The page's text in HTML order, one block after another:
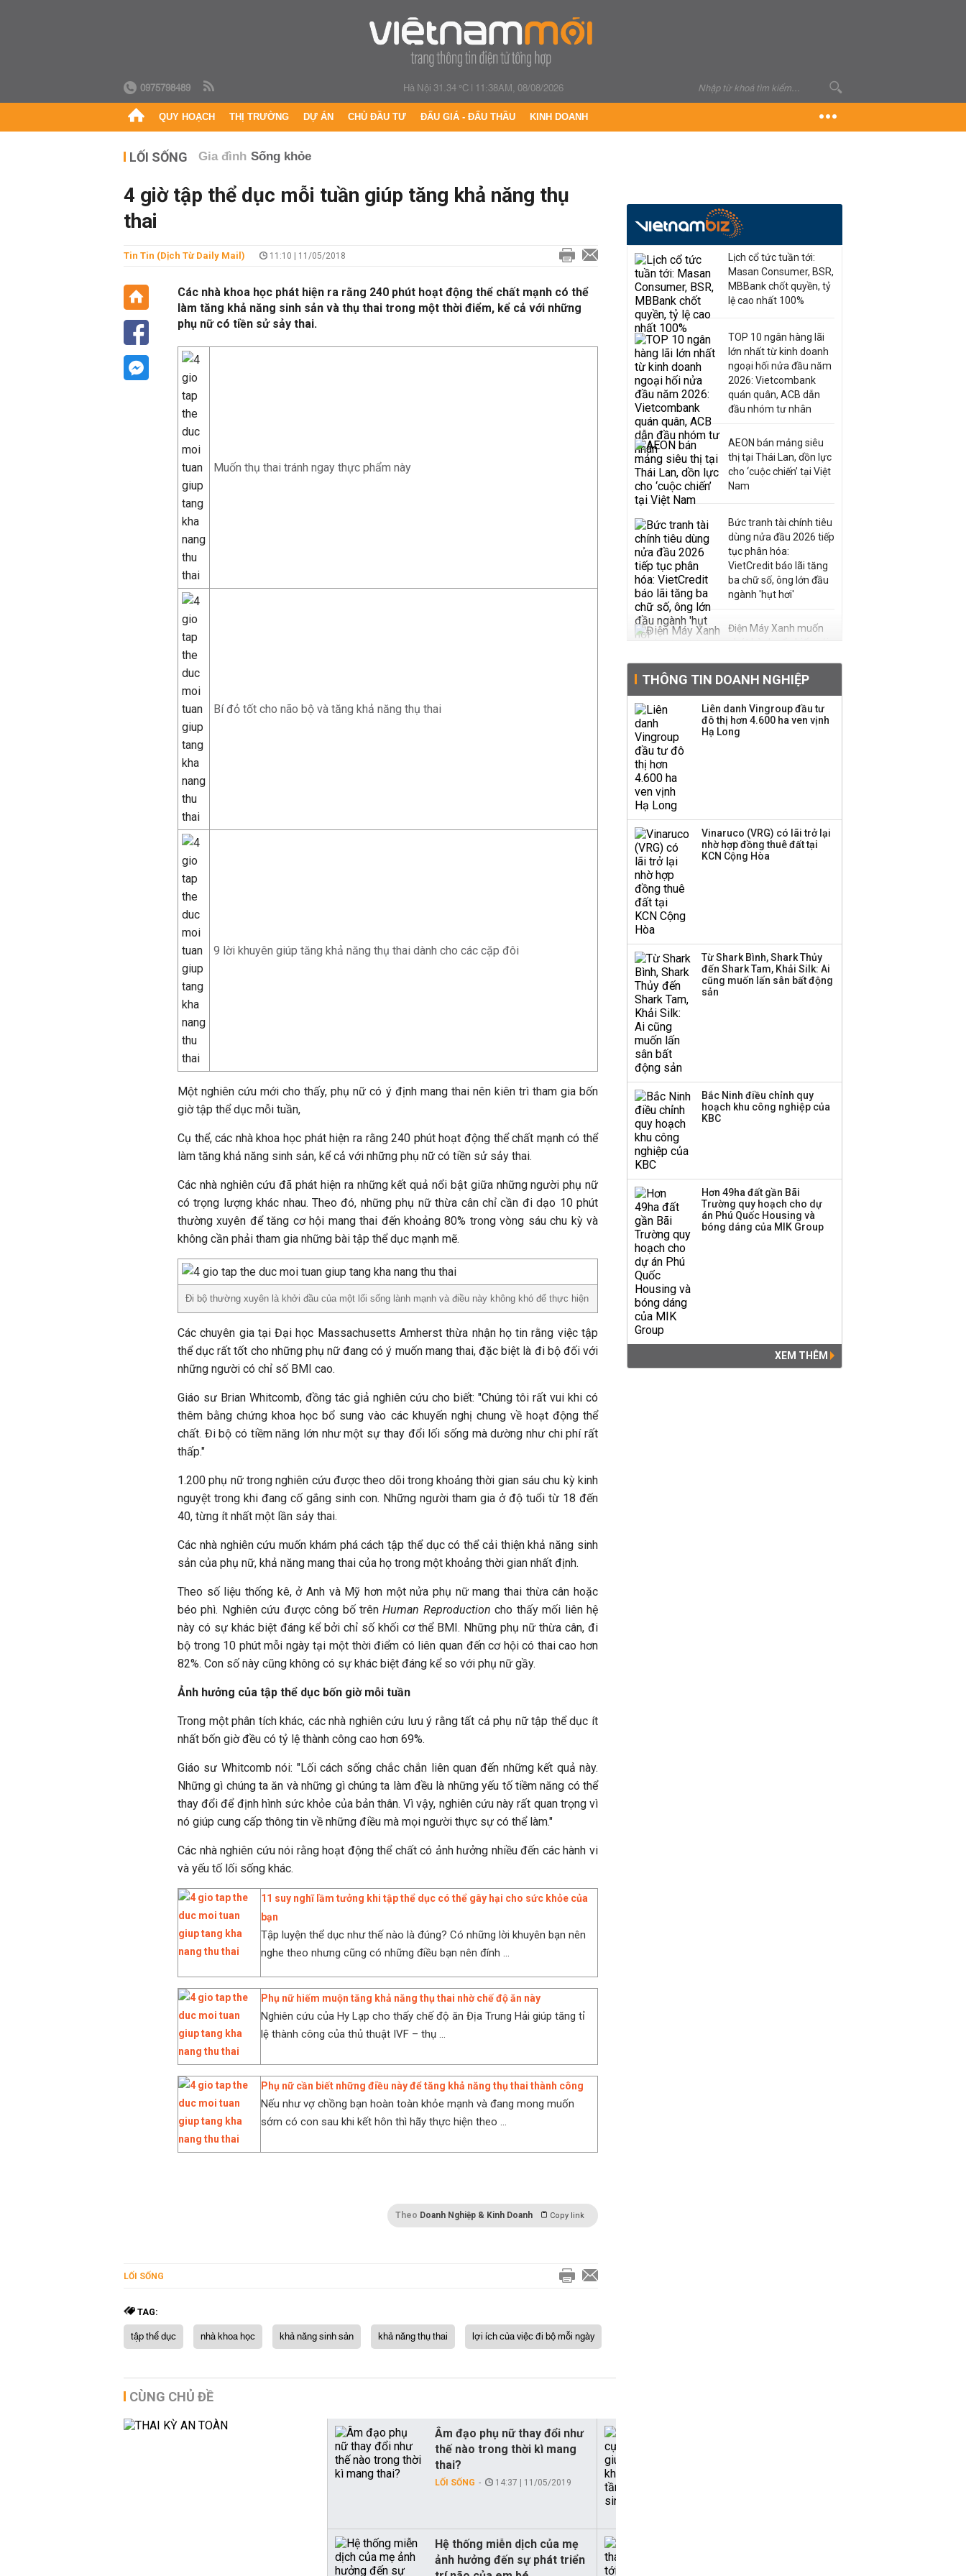
0975798489 Hà Nội 31.34 °C| 11:38AM, 08/08/2026
QUY HOẠCH THỊ TRƯỜNG DỰ ÁN CHỦ ĐẦU TƯ ĐẤU GIÁ - ĐẤU THẦU KINH DOANH
LỐI SỐNG Gia đình Sống khỏe
4 giờ tập thể dục mỗi tuần giúp tăng khả năng thụ
thai
Tin Tin (Dịch Từ Daily Mail) 11:10 | 11/05/2018
Các nhà khoa học phát hiện ra rằng 240 phút hoạt động thể chất mạnh có thể
làm tăng khả năng sinh sản và thụ thai trong một thời điểm, kể cả với những
phụ nữ có tiền sử sảy thai.
Muốn thụ thai tránh ngay thực phẩm này
Bí đỏ tốt cho não bộ và tăng khả năng thụ thai
9 lời khuyên giúp tăng khả năng thụ thai dành cho các cặp đôi
Một nghiên cứu mới cho thấy, phụ nữ có ý định mang thai nên kiên trì tham gia bốn
giờ tập thể dục mỗi tuần,
Cụ thể, các nhà khoa học phát hiện ra rằng 240 phút hoạt động thể chất mạnh có thể
làm tăng khả năng sinh sản, kể cả với những phụ nữ có tiền sử sảy thai.
Các nhà nghiên cứu đã phát hiện ra những kết quả nổi bật giữa những người phụ nữ
có trọng lượng khác nhau. Theo đó, những phụ nữ thừa cân chỉ cần đi dạo 10 phút
thường xuyên để tăng cơ hội mang thai đến khoảng 80% trong vòng sáu chu kỳ và
không cần phải tham gia những bài tập thể dục mạnh mẽ.
Đi bộ thường xuyên là khởi đầu của một lối sống lành mạnh và điều này không khó để thực hiện
Các chuyên gia tại Đại học Massachusetts Amherst thừa nhận họ tin rằng việc tập
thể dục rất tốt cho những phụ nữ đang có ý muốn mang thai, đặc biệt là đi bộ đối với
những người có chỉ số BMI cao.
Giáo sư Brian Whitcomb, đồng tác giả nghiên cứu cho biết: "Chúng tôi rất vui khi có
thêm bằng chứng khoa học bổ sung vào các khuyến nghị chung về hoạt động thể
chất. Đi bộ có tiềm năng lớn như một sự thay đổi lối sống mà dường như chi phí rất
thấp."
1.200 phụ nữ trong nghiên cứu được theo dõi trong khoảng thời gian sáu chu kỳ kinh
nguyệt trong khi đang cố gắng sinh con. Những người tham gia ở độ tuổi từ 18 đến
40, từng ít nhất một lần sảy thai.
Các nhà nghiên cứu muốn khám phá cách tập thể dục có thể cải thiện khả năng sinh
sản của phụ nữ, khả năng mang thai của họ trong một khoảng thời gian nhất định.
Theo số liệu thống kê, ở Anh và Mỹ hơn một nửa phụ nữ mang thai thừa cân hoặc
béo phì. Nghiên cứu được công bố trênHuman Reproduction cho thấy mối liên hệ
này có sự khác biệt đáng kể bởi chỉ số khối cơ thể BMI. Những phụ nữ thừa cân, đi
bộ trong 10 phút mỗi ngày tại một thời điểm có liên quan đến cơ hội có thai cao hơn
82%. Con số này cũng không có sự khác biệt đáng kể so với phụ nữ gầy.
Ảnh hưởng của tập thể dục bốn giờ mỗi tuần
Trong một phân tích khác, các nhà nghiên cứu lưu ý rằng tất cả phụ nữ tập thể dục ít
nhất bốn giờ đều có tỷ lệ thành công cao hơn 69%.
Giáo sư Whitcomb nói: "Lối cách sống chắc chắn liên quan đến những kết quả này.
Những gì chúng ta ăn và những gì chúng ta làm đều là những yếu tố tiềm năng có thể
thay đổi để định hình sức khỏe của bản thân. Vì vậy, nghiên cứu này rất quan trọng vì
nó giúp cung cấp thông tin về những điều mà mọi người thực sự có thể làm."
Các nhà nghiên cứu nói rằng hoạt động thể chất có ảnh hưởng nhiều đến các hành vi
và yếu tố lối sống khác.
11 suy nghĩ lầm tưởng khi tập thể dục có thể gây hại cho sức khỏe của
bạn
Tập luyện thể dục như thế nào là đúng? Có những lời khuyên bạn nên
nghe theo nhưng cũng có những điều bạn nên đính ...
Phụ nữ hiếm muộn tăng khả năng thụ thai nhờ chế độ ăn này
Nghiên cứu của Hy Lạp cho thấy chế độ ăn Địa Trung Hải giúp tăng tỉ
lệ thành công của thủ thuật IVF – thụ ...
Phụ nữ cần biết những điều này để tăng khả năng thụ thai thành công
Nếu như vợ chồng bạn hoàn toàn khỏe mạnh và đang mong muốn
sớm có con sau khi kết hôn thì hãy thực hiện theo ...
Theo Doanh Nghiệp & Kinh Doanh Copy link
LỐI SỐNG
TAG:
tập thể dục nhà khoa học khả năng sinh sản khả năng thụ thai lợi ích của việc đi bộ mỗi ngày
CÙNG CHỦ ĐỀ
Âm đạo phụ nữ thay đổi như
thế nào trong thời kì mang
thai?
LỐI SỐNG 14:37 | 11/05/2019
Hệ thống miễn dịch của mẹ
ảnh hưởng đến sự phát triển
Lịch cổ tức tuần tới:
Masan Consumer, BSR,
MBBank chốt quyền, tỷ
lệ cao nhất 100%
TOP 10 ngân hàng lãi
lớn nhất từ kinh doanh
ngoại hối nửa đầu năm
2026: Vietcombank
quán quân, ACB dẫn
đầu nhóm tư nhân
AEON bán mảng siêu
thị tại Thái Lan, dồn lực
cho ‘cuộc chiến’ tại Việt
Nam
Bức tranh tài chính tiêu
dùng nửa đầu 2026 tiếp
tục phân hóa:
VietCredit báo lãi tăng
ba chữ số, ông lớn đầu
ngành 'hụt hơi'
Điện Máy Xanh muốn
phát hành cổ phiếu với
Sau nhịp điều chỉnh
mạnh, CTCK nhìn thấy
cơ hội ở nhóm cổ phiếu
thanh lý toàn bộ cửa
hàng
Công ty 100 tỷ của
Huấn Hoa Hồng bỗng
dưng ‘biến mất’, một
THÔNG TIN DOANH NGHIỆP
Liên danh Vingroup đầu tư
đô thị hơn 4.600 ha ven vịnh
Hạ Long
Vinaruco (VRG) có lãi trở lại
nhờ hợp đồng thuê đất tại
KCN Cộng Hòa
Từ Shark Bình, Shark Thủy
đến Shark Tam, Khải Silk: Ai
cũng muốn lấn sân bất động
sản
Bắc Ninh điều chỉnh quy
hoạch khu công nghiệp của
KBC
Hơn 49ha đất gần Bãi
Trường quy hoạch cho dự
án Phú Quốc Housing và
bóng dáng của MIK Group
XEM THÊM